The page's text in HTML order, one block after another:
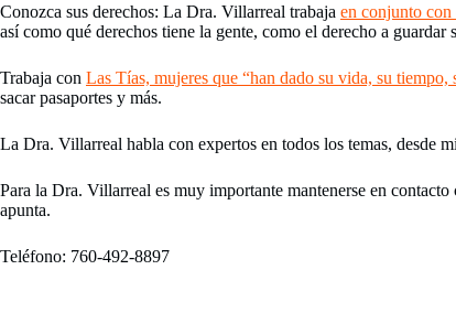
Conozca sus derechos: La Dra. Villarreal trabaja en conjunto
así como qué derechos tiene la gente, como el derecho a
Trabaja con Las Tías, mujeres que “han dado su vida, su
sacar pasaportes y más.
La Dra. Villarreal habla con expertos en todos los temas, desde
Para la Dra. Villarreal es muy importante mantenerse en
apunta.
Teléfono: 760-492-8897